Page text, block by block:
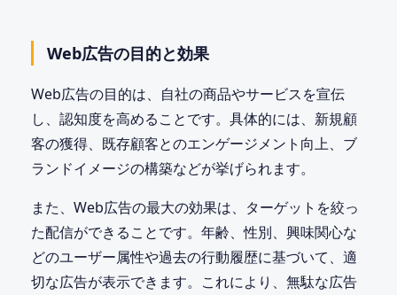
Web広告の目的と効果
Web広告の目的は、自社の商品やサービスを宣伝
し、認知度を高めることです。具体的には、新規顧
客の獲得、既存顧客とのエンゲージメント向上、ブ
ランドイメージの構築などが挙げられます。
また、Web広告の最大の効果は、ターゲットを絞っ
た配信ができることです。年齢、性別、興味関心な
どのユーザー属性や過去の行動履歴に基づいて、適
切な広告が表示できます。これにより、無駄な広告